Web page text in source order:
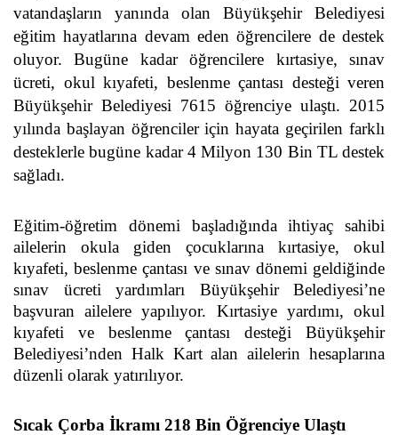
vatandaşların yanında olan Büyükşehir Belediyesi
eğitim hayatlarına devam eden öğrencilere de destek
oluyor. Bugüne kadar öğrencilere kırtasiye, sınav
ücreti, okul kıyafeti, beslenme çantası desteği veren
Büyükşehir Belediyesi 7615 öğrenciye ulaştı. 2015
yılında başlayan öğrenciler için hayata geçirilen farklı
desteklerle bugüne kadar 4 Milyon 130 Bin TL destek
sağladı.
Eğitim-öğretim dönemi başladığında ihtiyaç sahibi
ailelerin okula giden çocuklarına kırtasiye, okul
kıyafeti, beslenme çantası ve sınav dönemi geldiğinde
sınav ücreti yardımları Büyükşehir Belediyesi’ne
başvuran ailelere yapılıyor. Kırtasiye yardımı, okul
kıyafeti ve beslenme çantası desteği Büyükşehir
Belediyesi’nden Halk Kart alan ailelerin hesaplarına
düzenli olarak yatırılıyor.
Sıcak Çorba İkramı 218 Bin Öğrenciye Ulaştı